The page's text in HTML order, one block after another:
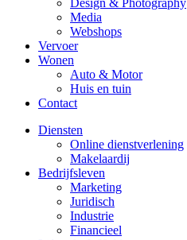
Design & Photography
Media
Webshops
Vervoer
Wonen
Auto & Motor
Huis en tuin
Contact
Diensten
Online dienstverlening
Makelaardij
Bedrijfsleven
Marketing
Juridisch
Industrie
Financieel